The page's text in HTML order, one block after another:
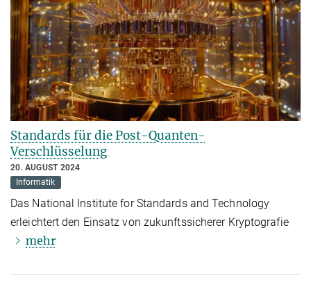
Standards für die Post-Quanten-
Verschlüsselung
20. AUGUST 2024
Informatik
Das National Institute for Standards and Technology
erleichtert den Einsatz von zukunftssicherer Kryptografie
mehr